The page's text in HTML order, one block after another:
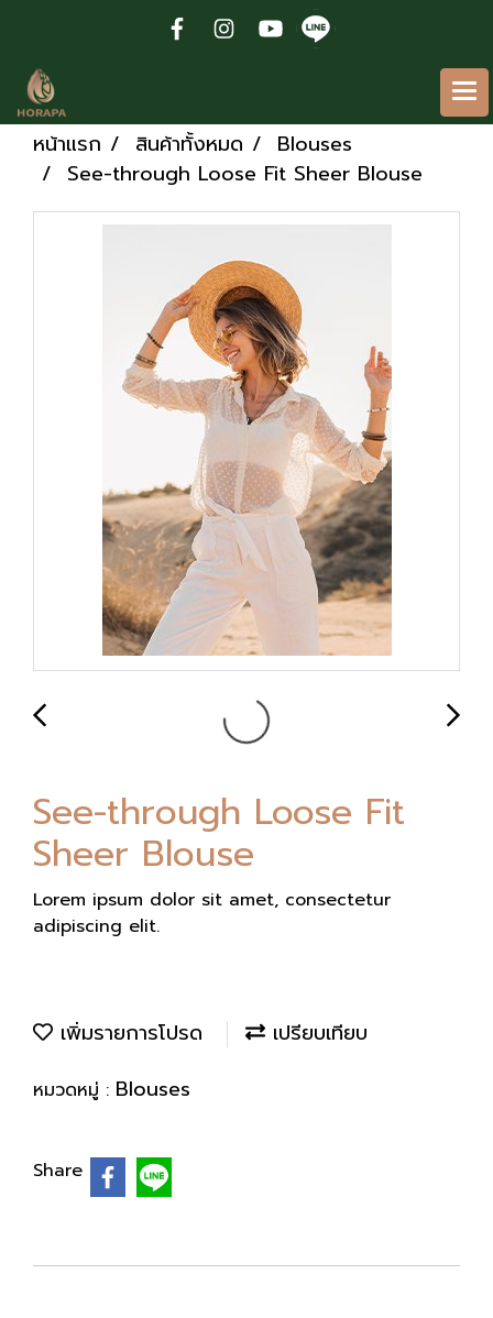
หน้าแรก สินค้าทั้งหมด
Blouses
See-through Loose Fit Sheer Blouse
See-through Loose Fit
Sheer Blouse
Lorem ipsum dolor sit amet, consectetur
adipiscing elit.
เพิ่มรายการโปรด เปรียบเทียบ
หมวดหมู่ : Blouses
Share